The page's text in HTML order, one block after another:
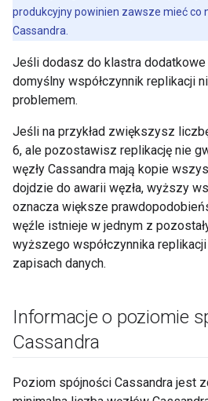
produkcyjny powinien zawsze mieć co
Cassandra.
Jeśli dodasz do klastra dodatkowe
domyślny współczynnik replikacji
problemem.
Jeśli na przykład zwiększysz
6, ale pozostawisz replikację nie
węzły Cassandra mają kopie
dojdzie do awarii węzła, wyższy
oznacza większe
węźle istnieje w jednym z
wyższego współczynnika
zapisach danych.
Informacje o poziomie
Cassandra
Poziom spójności Cassandra jest